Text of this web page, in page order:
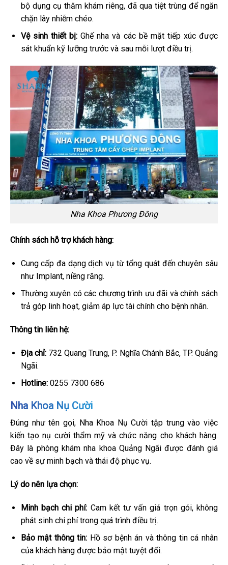
bộ dụng cụ thăm khám riêng, đã qua tiệt trùng để ngăn
chặn lây nhiễm chéo.
Vệ sinh thiết bị: Ghế nha và các bề mặt tiếp xúc được
sát khuẩn kỹ lưỡng trước và sau mỗi lượt điều trị.
Nha Khoa Phương Đông
Chính sách hỗ trợ khách hàng:
Cung cấp đa dạng dịch vụ từ tổng quát đến chuyên sâu
như Implant, niềng răng.
Thường xuyên có các chương trình ưu đãi và chính sách
trả góp linh hoạt, giảm áp lực tài chính cho bệnh nhân.
Thông tin liên hệ:
Địa chỉ:732 Quang Trung, P. Nghĩa Chánh Bắc, TP. Quảng
Ngãi.
Hotline:0255 7300 686
Nha Khoa Nụ Cười
Đúng như tên gọi, Nha Khoa Nụ Cười tập trung vào việc
kiến tạo nụ cười thẩm mỹ và chức năng cho khách hàng.
Đây là phòng khám nha khoa Quảng Ngãi được đánh giá
cao về sự minh bạch và thái độ phục vụ.
Lý do nên lựa chọn:
Minh bạch chi phí: Cam kết tư vấn giá trọn gói, không
phát sinh chi phí trong quá trình điều trị.
Bảo mật thông tin: Hồ sơ bệnh án và thông tin cá nhân
của khách hàng được bảo mật tuyệt đối.